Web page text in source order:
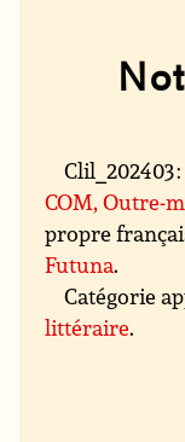
Clil_202403
COM, Outre-
propre
Futuna.
Catégorie
littéraire.